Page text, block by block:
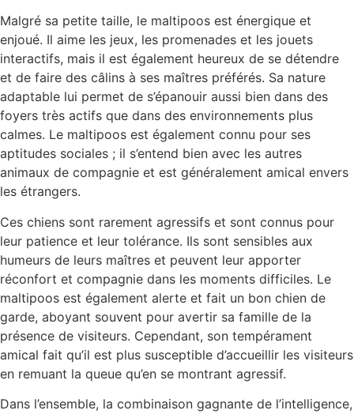
Malgré sa petite taille, le maltipoos est énergique et
enjoué. Il aime les jeux, les promenades et les jouets
interactifs, mais il est également heureux de se détendre
et de faire des câlins à ses maîtres préférés. Sa nature
adaptable lui permet de s’épanouir aussi bien dans des
foyers très actifs que dans des environnements plus
calmes. Le maltipoos est également connu pour ses
aptitudes sociales ; il s’entend bien avec les autres
animaux de compagnie et est généralement amical envers
les étrangers.
Ces chiens sont rarement agressifs et sont connus pour
leur patience et leur tolérance. Ils sont sensibles aux
humeurs de leurs maîtres et peuvent leur apporter
réconfort et compagnie dans les moments difficiles. Le
maltipoos est également alerte et fait un bon chien de
garde, aboyant souvent pour avertir sa famille de la
présence de visiteurs. Cependant, son tempérament
amical fait qu’il est plus susceptible d’accueillir les visiteurs
en remuant la queue qu’en se montrant agressif.
Dans l’ensemble, la combinaison gagnante de l’intelligence,